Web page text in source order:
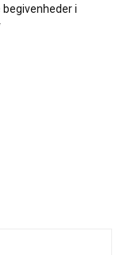
begivenheder i